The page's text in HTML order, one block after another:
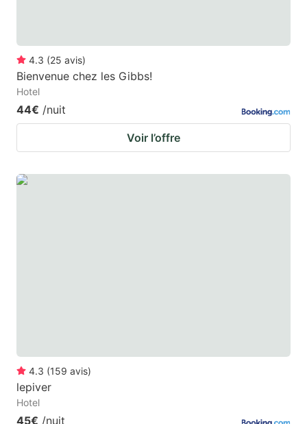
4.3 (25 avis)
Bienvenue chez les Gibbs!
Hotel
44€ /nuit
Voir l’offre
4.3 (159 avis)
lepiver
Hotel
45€ /nuit